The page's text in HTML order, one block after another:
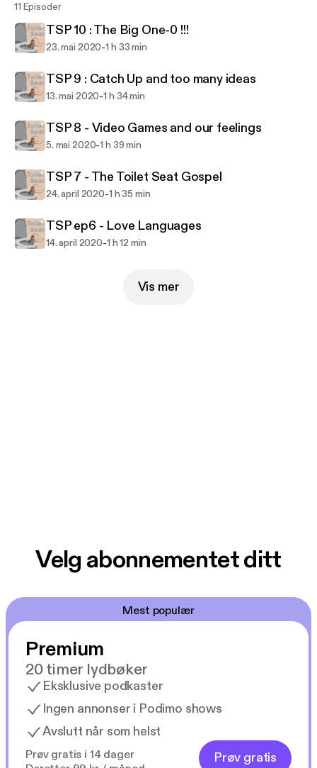
11 Episoder
TSP 10 : The Big One-0 !!!
23. mai 2020-1 h 33 min
TSP 9 : Catch Up and too many ideas
13. mai 2020-1 h 34 min
TSP 8 - Video Games and our feelings
5. mai 2020-1 h 39 min
TSP 7 - The Toilet Seat Gospel
24. april 2020-1 h 35 min
TSP ep6 - Love Languages
14. april 2020-1 h 12 min
Vis mer
Velg abonnementet ditt
Mest populær
Premium
20 timer lydbøker
Eksklusive podkaster
Ingen annonser i Podimo shows
Avslutt når som helst
Prøv gratis i 14 dager
Prøv gratis